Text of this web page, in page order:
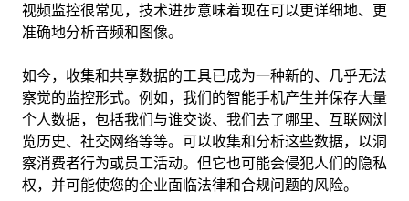
视频监控很常见，技术进步意味着现在可以更详细地、更
准确地分析音频和图像。
如今，收集和共享数据的工具已成为一种新的、几乎无法
察觉的监控形式。例如，我们的智能手机产生并保存大量
个人数据，包括我们与谁交谈、我们去了哪里、互联网浏
览历史、社交网络等等。可以收集和分析这些数据，以洞
察消费者行为或员工活动。但它也可能会侵犯人们的隐私
权，并可能使您的企业面临法律和合规问题的风险。